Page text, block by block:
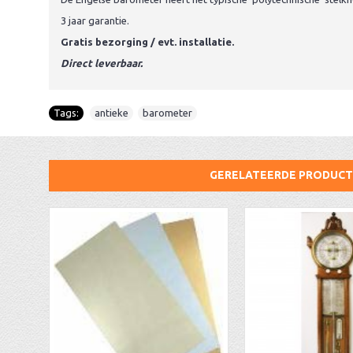
3 jaar garantie.
Gratis bezorging / evt. installatie.
Direct leverbaar.
Tags: antieke barometer
GERELATEERDE